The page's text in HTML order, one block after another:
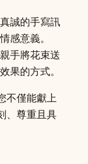
誠的手寫訊
感意義。
手將花束送
果的方式。
不僅能獻上
、尊重且具